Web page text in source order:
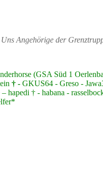
Angehörige der
(GSA Süd 1
† - GKUS64 - Greso -
† - habana -